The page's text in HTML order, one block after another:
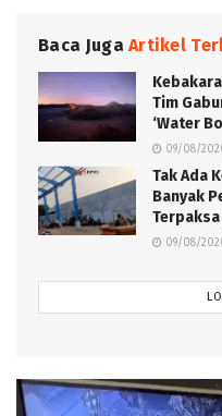
Baca Juga Artikel
Tim
‘Water
09/08/
Tak Ada
Banyak
Terpaksa
09/08/